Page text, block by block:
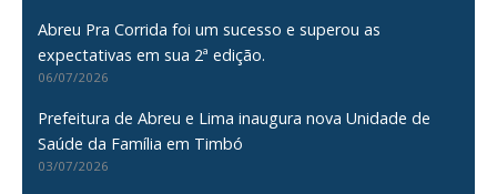
Abreu Pra Corrida foi um sucesso e superou as
expectativas em sua 2ª edição.
06/07/2026
Prefeitura de Abreu e Lima inaugura nova Unidade de
Saúde da Família em Timbó
03/07/2026